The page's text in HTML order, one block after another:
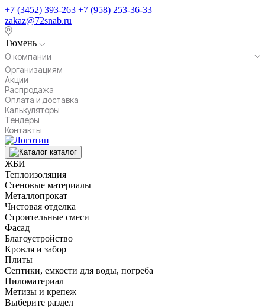
+7 (3452) 393-263 +7 (958) 253-36-33
zakaz@72snab.ru
Тюмень
О компании
Организациям
Акции
Распродажа
Оплата и доставка
Калькуляторы
Тендеры
Контакты
каталог
ЖБИ
Теплоизоляция
Стеновые материалы
Металлопрокат
Чистовая отделка
Строительные смеси
Фасад
Благоустройство
Кровля и забор
Плиты
Септики, емкости для воды, погреба
Пиломатериал
Метизы и крепеж
Выберите раздел